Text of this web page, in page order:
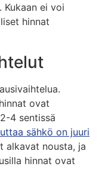
ei voi
hinnat
ovat
4 sentissä
sähkö on juuri
alkavat nousta, ja
hinnat ovat